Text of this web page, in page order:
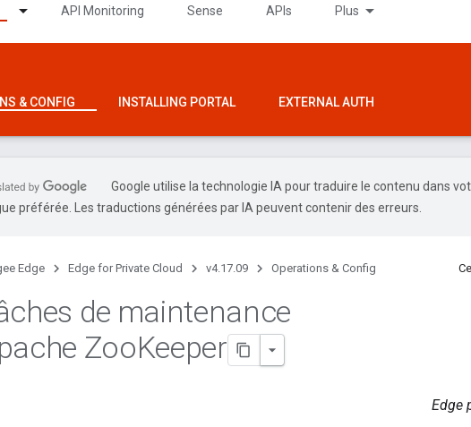
API Monitoring Sense APIs Plus
& CONFIG INSTALLING PORTAL EXTERNAL AUTH
Google utilise la technologie IA pour traduire le contenu dans
préférée. Les traductions générées par IA peuvent contenir des erreurs.
Edge Edge for Private Cloud v4.17.09 Operations & Config
de maintenance
ZooKeeper
Edge